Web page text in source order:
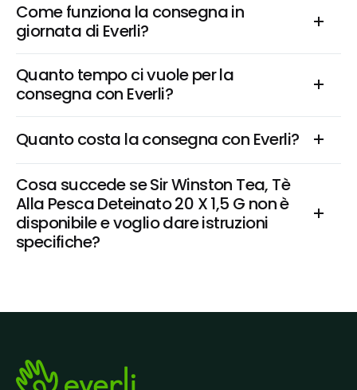
Come funziona la consegna in
giornata di Everli?
Quanto tempo ci vuole per la
consegna con Everli?
Quanto costa la consegna con Everli?
Cosa succede se Sir Winston Tea, Tè
Alla Pesca Deteinato 20 X 1,5 G non è
disponibile e voglio dare istruzioni
specifiche?